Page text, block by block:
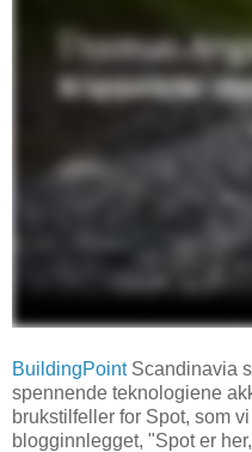
BuildingPointScandinavia
spennende teknologiene
brukstilfeller for Spot, som
blogginnlegget, "Spot er